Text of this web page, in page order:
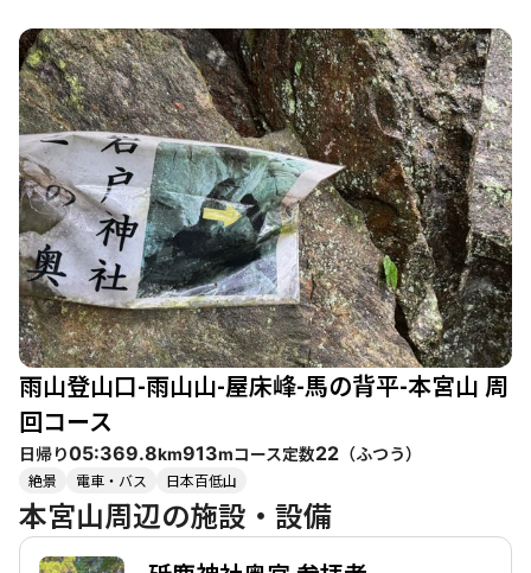
しく、晴れた日には遠くの山々や三河湾を見渡すことができま
す。 登山者たちの体験談によると、春や秋の季節は特におすすめ
で、紅葉や新緑の美しさが楽しめます。特に秋には、色づいた
木々が織りなす景色が心を癒してくれます。登山道は、馬の背と
呼ばれる急な箇所があり、ここでは少し息を整える必要がありま
すが、達成感を味わえるポイントでもあります。 また、くらがり
渓谷への道は、傾斜が緩やかで、渓流沿いを歩くため、涼しさを
感じながらのんびりとした時間を過ごせます。特に、夏場は水の
流れが心地よく、涼を求めるには最適な場所です。登山後には
「本宮の湯」での入浴が楽しめ、疲れを癒すことができます。温
泉は、炭酸風呂や電気マッサージなどがあり、登山の疲れをしっ
かりとリフレッシュできます。 ただし、注意点として、登山道の
一部が通行止めになっていることがあるため、事前に情報を確認
することが重要です。また、特に週末は多くの登山者で賑わうた
め、静かな時間を求める方は平日を狙うと良いでしょう。全体的
に、本宮山は自然を満喫しながら、心地よい疲れを感じることが
できる素晴らしい登山コースです。
雨山登山口-雨山山-屋床峰-馬の背平-本宮山 周
回コース
日帰り05:369.8km913mコース定数22 （ふつう）
絶景 電車・バス 日本百低山
本宮山周辺の施設・設備